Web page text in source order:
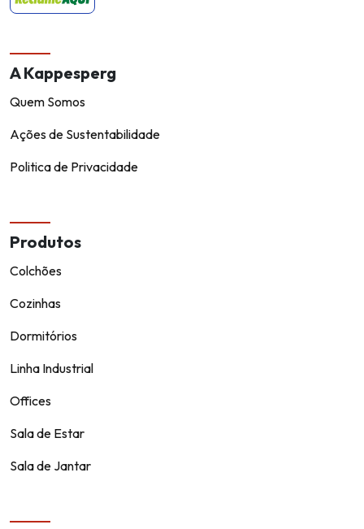
A Kappesperg
Quem Somos
Ações de Sustentabilidade
Politica de Privacidade
Produtos
Colchões
Cozinhas
Dormitórios
Linha Industrial
Offices
Sala de Estar
Sala de Jantar